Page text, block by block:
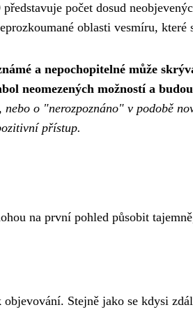
počet dosud
oblasti vesmíru,
a nepochopitelné může
neomezených možností a
o "nerozpoznáno" v podobě
přístup.
na první pohled působit
Stejně jako se kdysi